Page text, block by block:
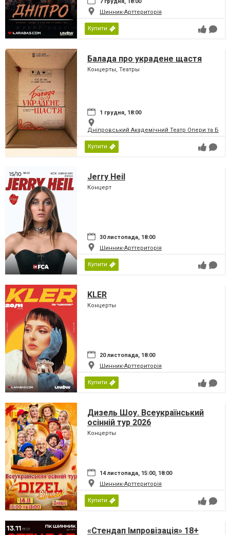
Шинник-Арттериторія
Купити
Балада про украдене щастя
Концерты, Театры
1 грудня, 18:00
Дніпровський Академічний Театр Опери та
Купити
Jerry Heil
Концерт
30 листопада, 18:00
Шинник-Арттериторія
Купити
KLER
Концерты
20 листопада, 18:00
Шинник-Арттериторія
Купити
Дизель Шоу. Всеукраїнський
осінній тур 2026
Концерты
14 листопада, 15:00, 18:00
Шинник-Арттериторія
Купити
«Стендап Імпровізація» 18+